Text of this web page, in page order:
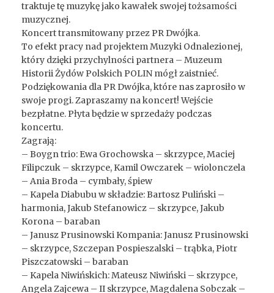
traktuje tę muzykę jako kawałek swojej tożsamości
muzycznej.
Koncert transmitowany przez PR Dwójka.
To efekt pracy nad projektem Muzyki Odnalezionej,
który dzięki przychylności partnera – Muzeum
Historii Żydów Polskich POLIN mógł zaistnieć.
Podziękowania dla PR Dwójka, które nas zaprosiło w
swoje progi. Zapraszamy na koncert! Wejście
bezpłatne. Płyta będzie w sprzedaży podczas
koncertu.
Zagrają:
– Boygn trio: Ewa Grochowska – skrzypce, Maciej
Filipczuk – skrzypce, Kamil Owczarek – wiolonczela
– Ania Broda – cymbały, śpiew
– Kapela Diabubu w składzie: Bartosz Puliński –
harmonia, Jakub Stefanowicz – skrzypce, Jakub
Korona – baraban
– Janusz Prusinowski Kompania: Janusz Prusinowski
– skrzypce, Szczepan Pospieszalski – trąbka, Piotr
Piszczatowski – baraban
– Kapela Niwińskich: Mateusz Niwiński – skrzypce,
Angela Zajcewa – II skrzypce, Magdalena Sobczak –